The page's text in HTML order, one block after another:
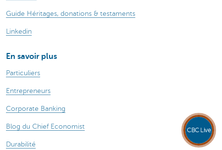
Guide Héritages, donations & testaments
Linkedin
En savoir plus
Particuliers
Entrepreneurs
Corporate Banking
Blog du Chief Economist
Durabilité
CBC Live